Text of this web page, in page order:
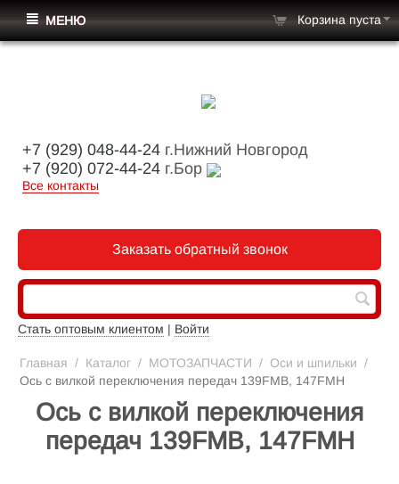
+7 (929) 048-44-24 г.Нижний Новгород
+7 (920) 072-44-24 г.Бор
Все контакты
Заказать обратный звонок
Стать оптовым клиентом | Войти
МЕНЮ Корзина пуста
Главная / Каталог / МОТОЗАПЧАСТИ / Оси и шпильки /
Ось с вилкой переключения передач 139FMB, 147FMH
Ось с вилкой переключения
передач 139FMB, 147FMH